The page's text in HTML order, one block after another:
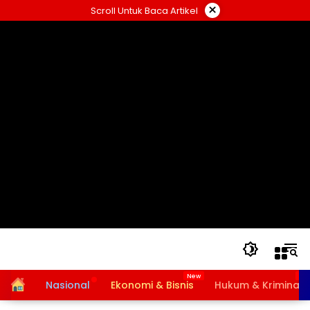
ke
Scroll Untuk Baca Artikel ×
HomeNasional Ekonomi & Bisnis Hukum & Kriminal